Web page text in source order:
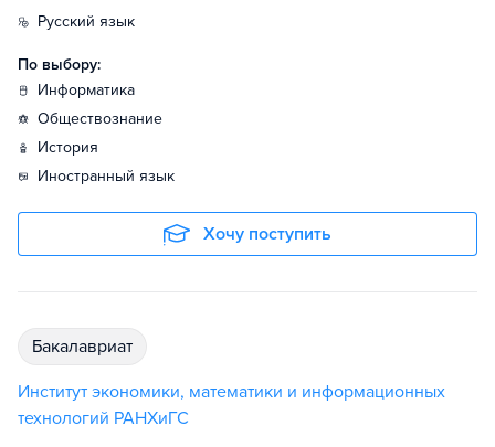
русский язык
По выбору:
информатика
обществознание
история
иностранный язык
Хочу поступить
бакалавриат
Институт экономики, математики и информационных
технологий РАНХиГС